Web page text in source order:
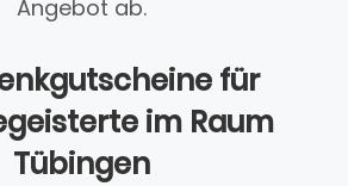
Angebot ab.
für
im Raum
Tübingen